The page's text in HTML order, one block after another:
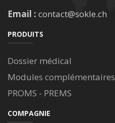
Email : contact@sokle.ch
PRODUITS
Dossier médical
Modules complémentaires
PROMS - PREMS
COMPAGNIE